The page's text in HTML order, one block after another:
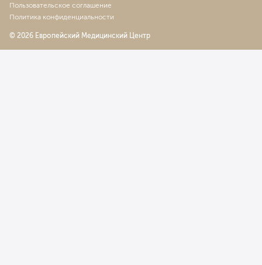
Пользовательское соглашение
Политика конфиденциальности
© 2026 Европейский Медицинский Центр